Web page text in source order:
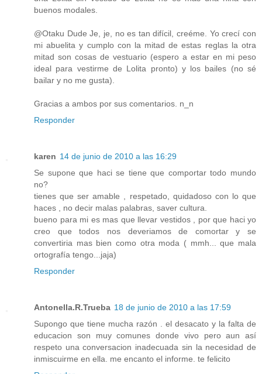
buenos modales.
@Otaku Dude Je, je, no es tan difícil, creéme. Yo crecí con
mi abuelita y cumplo con la mitad de estas reglas la otra
mitad son cosas de vestuario (espero a estar en mi peso
ideal para vestirme de Lolita pronto) y los bailes (no sé
bailar y no me gusta).
Gracias a ambos por sus comentarios. n_n
Responder
karen 14 de junio de 2010 a las 16:29
Se supone que haci se tiene que comportar todo mundo
no?
tienes que ser amable , respetado, quidadoso con lo que
haces , no decir malas palabras, saver cultura.
bueno para mi es mas que llevar vestidos , por que haci yo
creo que todos nos deveriamos de comortar y se
convertiria mas bien como otra moda ( mmh... que mala
ortografía tengo...jaja)
Responder
Antonella.R.Trueba 18 de junio de 2010 a las 17:59
Supongo que tiene mucha razón . el desacato y la falta de
educacion son muy comunes donde vivo pero aun así
respeto una conversacion inadecuada sin la necesidad de
inmiscuirme en ella. me encanto el informe. te felicito